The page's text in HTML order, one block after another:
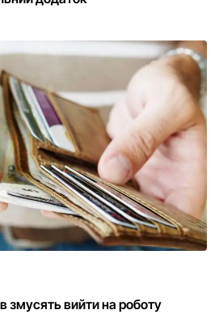
змусять вийти на роботу